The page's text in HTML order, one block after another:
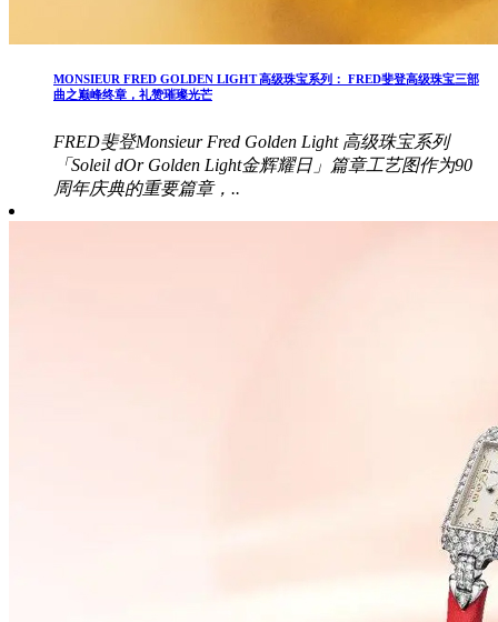
MONSIEUR FRED GOLDEN LIGHT 高级珠宝系列： FRED斐登高级珠宝三部
曲之巅峰终章，礼赞璀璨光芒
FRED斐登Monsieur Fred Golden Light 高级珠宝系列
「Soleil dOr Golden Light金辉耀日」篇章工艺图作为90
周年庆典的重要篇章，..